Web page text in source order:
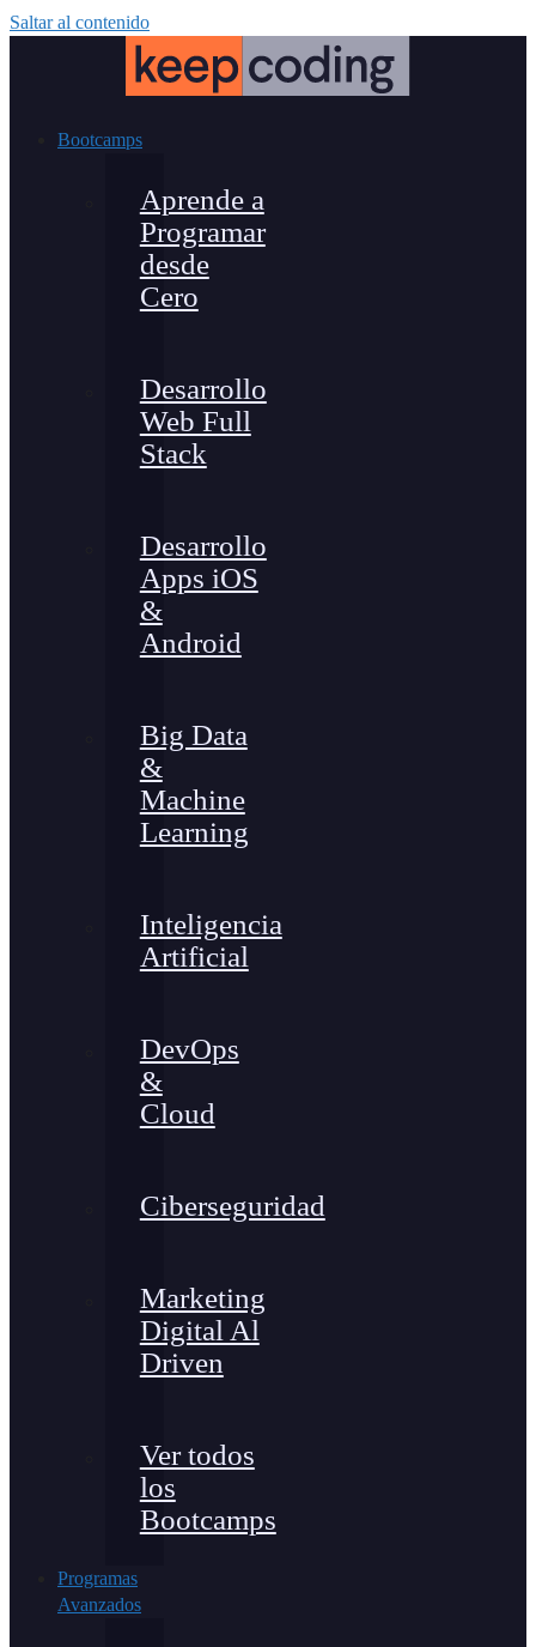
Saltar al contenido
Bootcamps
Aprende a
Programar
desde
Cero
Desarrollo
Web Full
Stack
Desarrollo
Apps iOS
&
Android
Big Data
&
Machine
Learning
Inteligencia
Artificial
DevOps
&
Cloud
Ciberseguridad
Marketing
Digital Al
Driven
Ver todos
los
Bootcamps
Programas
Avanzados